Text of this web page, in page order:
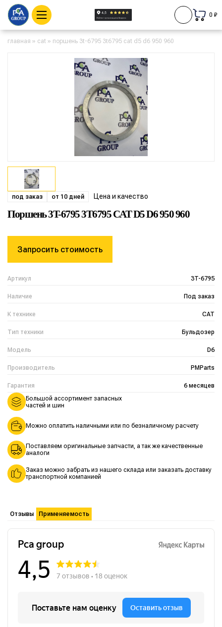
0 ₽
главная » cat » поршень 3t-6795 3t6795 cat d5 d6 950 960
под заказ от 10 дней Цена и качество
Поршень 3T-6795 3T6795 CAT D5 D6 950 960
Артикул 3T-6795
Наличие Под заказ
К технике CAT
Тип техники Бульдозер
Модель D6
Производитель PMParts
Гарантия 6 месяцев
Запросить стоимость
Большой ассортимент запасных
частей и шин
Можно оплатить наличными или по безналичному расчету
Поставляем оригинальные запчасти, а так же качественные
аналоги
Заказ можно забрать из нашего склада или заказать доставку
транспортной компанией
Отзывы Применяемость